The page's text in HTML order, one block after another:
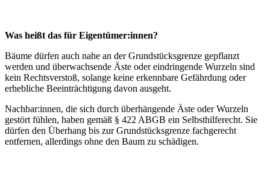
Was heißt das für Eigentümer:innen?
Bäume dürfen auch nahe an der Grundstücksgrenze gepflanzt
werden und überwachsende Äste oder eindringende Wurzeln sind
kein Rechtsverstoß, solange keine erkennbare Gefährdung oder
erhebliche Beeinträchtigung davon ausgeht.
Nachbar:innen, die sich durch überhängende Äste oder Wurzeln
gestört fühlen, haben gemäß § 422 ABGB ein Selbsthilferecht. Sie
dürfen den Überhang bis zur Grundstücksgrenze fachgerecht
entfernen, allerdings ohne den Baum zu schädigen.